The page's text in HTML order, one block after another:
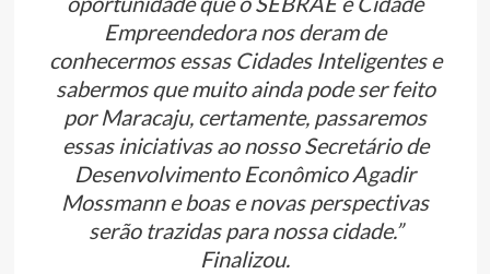
Empreendedora nos deram de
conhecermos essas Cidades Inteligentes e
sabermos que muito ainda pode ser feito
por Maracaju, certamente, passaremos
essas iniciativas ao nosso Secretário de
Desenvolvimento Econômico Agadir
Mossmann e boas e novas perspectivas
serão trazidas para nossa cidade.”
Finalizou.